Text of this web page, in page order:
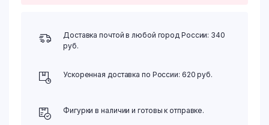
Доставка почтой в любой город России: 340
руб.
Ускоренная доставка по России: 620 руб.
Фигурки в наличии и готовы к отправке.